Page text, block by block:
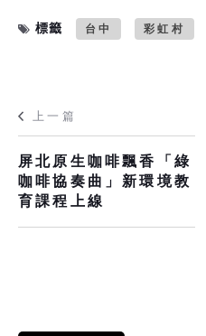
標籤 台中 彩虹村
上一篇
屏北原生咖啡飄香「綠
咖啡協奏曲」新環境教
育課程上線